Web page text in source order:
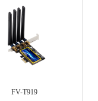
FV-T919